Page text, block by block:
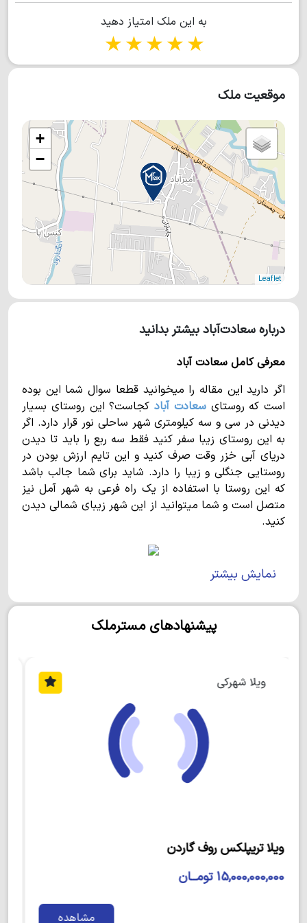
کاغذدیواری شده و به تراس با ویو ابدی جنگل و کوه، راه پیدا
مشاورین آقای ملک تماس بگیرید.
به این ملک امتیاز دهید
5 stars
4 stars
3 stars
2 stars
موقعیت ملک
+
−
Leaflet
درباره سعادت‌آباد بیشتر بدانید
معرفی کامل سعادت آباد
اگر دارید این مقاله را میخوانید قطعا سوال شما این بوده
است که روستایسعادت آباد کجاست؟ این روستای بسیار
دیدنی در سی و سه کیلومتری شهر ساحلی نور قرار دارد. اگر
به این روستای زیبا سفر کنید فقط سه ربع را باید تا دیدن
دریای آبی خزر وقت صرف کنید و این تایم ارزش بودن در
روستایی جنگلی و زیبا را دارد. شاید برای شما جالب باشد
که این روستا با استفاده از یک راه فرعی به شهر آمل نیز
متصل است و شما میتوانید از این شهر زیبای شمالی دیدن
کنید.
ویژگی های روستای سعادت آباد
سعادت آباددر نواری نسبتا کوهستانی قرار گرفته
منطقه آب هوا نسبت به شهر های نوار ساحلی دریای خزر
معتدل تر و درصد رطوبت پایین تری دارد. به همین دلیل
است که این منطقه به یکی از مکان های خوش آب هوا اما
کم جمعیت و با صفا تبدیل شده است. شما میتوانید با
خرید ویلا در این روستا اوقات خوشی را در سفر بگذرانید.
درباره خرید ویلا سایت مستر ملک کمک بسیار خوبی
میتواند باشد زیرا آن ها بسیار در خرید، فروش و حتی اجاره
در نتیجه شما با خرید ویلا در روستای
ساحل نور هم به شهر آمل نزدیک میشوید. و همچنین
تیر دو نشان بزنید در منطقه کوهستانی نزدیک به دریا
نمایش بیشتر
پیشنهادهای مسترملک
ویلا شهرکی
ویلا تریپلکس
16,500,000,000 تومــان
مشاهده